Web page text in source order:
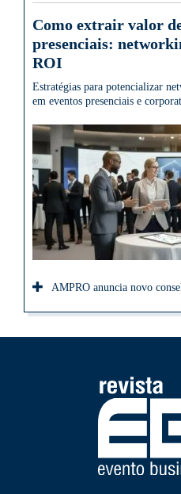
Como extrair valor
presenciais:
ROI
Estratégias para potencializar
em eventos presenciais e
AMPRO anuncia novo